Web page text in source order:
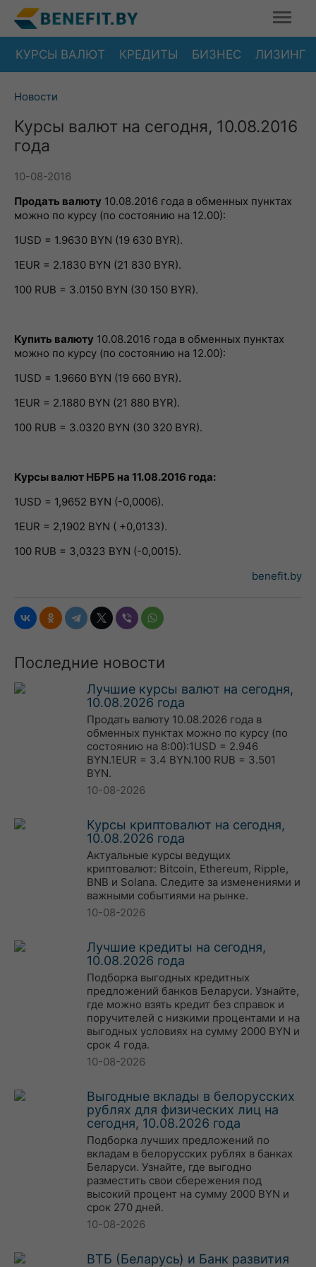
КУРСЫ ВАЛЮТ КРЕДИТЫ БИЗНЕС ЛИЗИНГ
Новости
Курсы валют на сегодня, 10.08.2016
года
10-08-2016
Продать валюту 10.08.2016 года в обменных пунктах
можно по курсу (по состоянию на 12.00):
1USD = 1.9630 BYN (19 630 BYR).
1EUR = 2.1830 BYN (21 830 BYR).
100 RUB = 3.0150 BYN (30 150 BYR).
Купить валюту 10.08.2016 года в обменных пунктах
можно по курсу (по состоянию на 12.00):
1USD = 1.9660 BYN (19 660 BYR).
1EUR = 2.1880 BYN (21 880 BYR).
100 RUB = 3.0320 BYN (30 320 BYR).
Курсы валют НБРБ на 11.08.2016 года:
1USD = 1,9652 BYN (-0,0006).
1EUR = 2,1902 BYN ( +0,0133).
100 RUB = 3,0323 BYN (-0,0015).
benefit.by
Последние новости
Лучшие курсы валют на сегодня,
10.08.2026 года
Продать валюту 10.08.2026 года в
обменных пунктах можно по курсу (по
состоянию на 8:00):1USD = 2.946
BYN.1EUR = 3.4 BYN.100 RUB = 3.501
BYN.
10-08-2026
Курсы криптовалют на сегодня,
10.08.2026 года
Актуальные курсы ведущих
криптовалют: Bitcoin, Ethereum, Ripple,
BNB и Solana. Следите за изменениями и
важными событиями на рынке.
10-08-2026
Лучшие кредиты на сегодня,
10.08.2026 года
Подборка выгодных кредитных
предложений банков Беларуси. Узнайте,
где можно взять кредит без справок и
поручителей с низкими процентами и на
выгодных условиях на сумму 2000 BYN и
срок 4 года.
10-08-2026
Выгодные вклады в белорусских
рублях для физических лиц на
сегодня, 10.08.2026 года
Подборка лучших предложений по
вкладам в белорусских рублях в банках
Беларуси. Узнайте, где выгодно
разместить свои сбережения под
высокий процент на сумму 2000 BYN и
срок 270 дней.
10-08-2026
ВТБ (Беларусь) и Банк развития